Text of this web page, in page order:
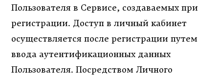
Пользователя в Сервисе, создаваемых при
регистрации. Доступ в личный кабинет
осуществляется после регистрации путем
ввода аутентификационных данных
Пользователя. Посредством Личного